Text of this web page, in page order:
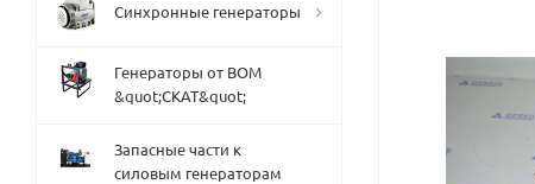
Синхронные генераторы
Генераторы от ВОМ
&quot;СКАТ&quot;
Запасные части к
силовым генераторам